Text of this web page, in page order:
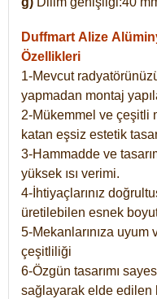
Duffmart Alize
Özellikleri
1-Mevcut
yapmadan montaj
2-Mükemmel ve çeşitli
katan eşsiz estetik
3-Hammadde ve
yüksek ısı verimi.
4-İhtiyaçlarınız
üretilebilen esnek
5-Mekanlarınıza
çeşitliliği
6-Özgün tasarımı
sağlayarak elde edilen